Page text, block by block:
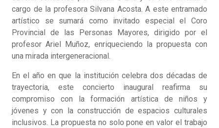
cargo de la profesora Silvana Acosta. A este entramado
artístico se sumará como invitado especial el Coro
Provincial de las Personas Mayores, dirigido por el
profesor Ariel Muñoz, enriqueciendo la propuesta con
una mirada intergeneracional.
En el año en que la institución celebra dos décadas de
trayectoria, este concierto inaugural reafirma su
compromiso con la formación artística de niños y
jóvenes y con la construcción de espacios culturales
inclusivos. La propuesta no solo pone en valor el trabajo